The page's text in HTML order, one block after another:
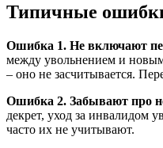
Типичные
Ошибка 1. Не включают
между увольнением и
– оно не засчитывается.
Ошибка 2. Забывают про
декрет, уход за инвалидом
часто их не учитывают.